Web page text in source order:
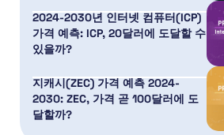
2024-2030년 인터넷 컴퓨터(ICP)
가격 예측: ICP, 20달러에 도달할 수
있을까?
지캐시(ZEC) 가격 예측 2024-
2030: ZEC, 가격 곧 100달러에 도
달할까?